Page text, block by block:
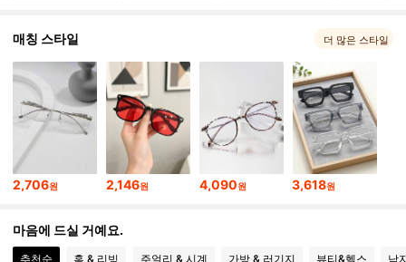
4.89 3.6K 팔로워
4.89 3.6K 팔로워
4.89 3.6K 팔로워
4.89
매칭 스타일 더 많은 스타일
2,706원 2,146원 4,090원 3,618원
마음에 드실 거예요.
추천순 홈 & 리빙 주얼리 & 시계 가방 & 러기지 뷰티&헬스 남